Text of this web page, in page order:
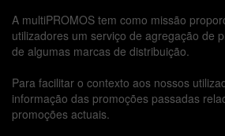
A multiPROMOS tem como missão
utilizadores um serviço de agregação de
de algumas marcas de distribuição.
Para facilitar o contexto aos nossos
informação das promoções passadas
promoções actuais.